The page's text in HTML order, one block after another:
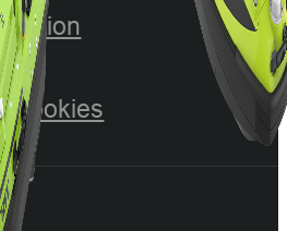
cookies